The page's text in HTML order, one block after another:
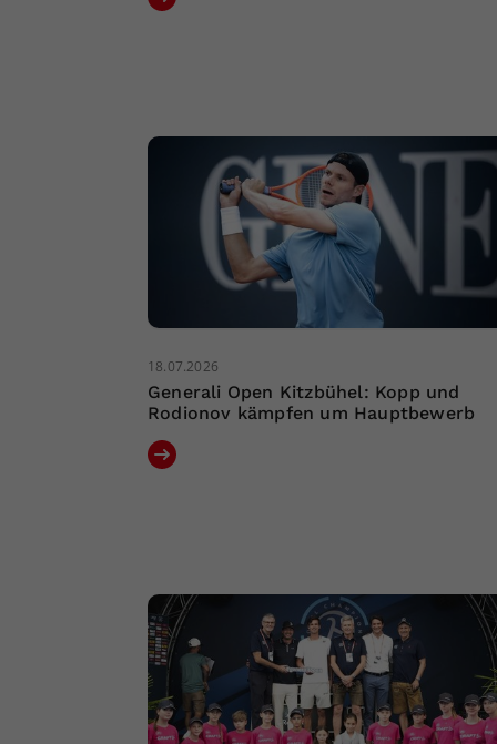
18.07.2026
Generali Open Kitzbühel: Kopp und
Rodionov kämpfen um Hauptbewerb